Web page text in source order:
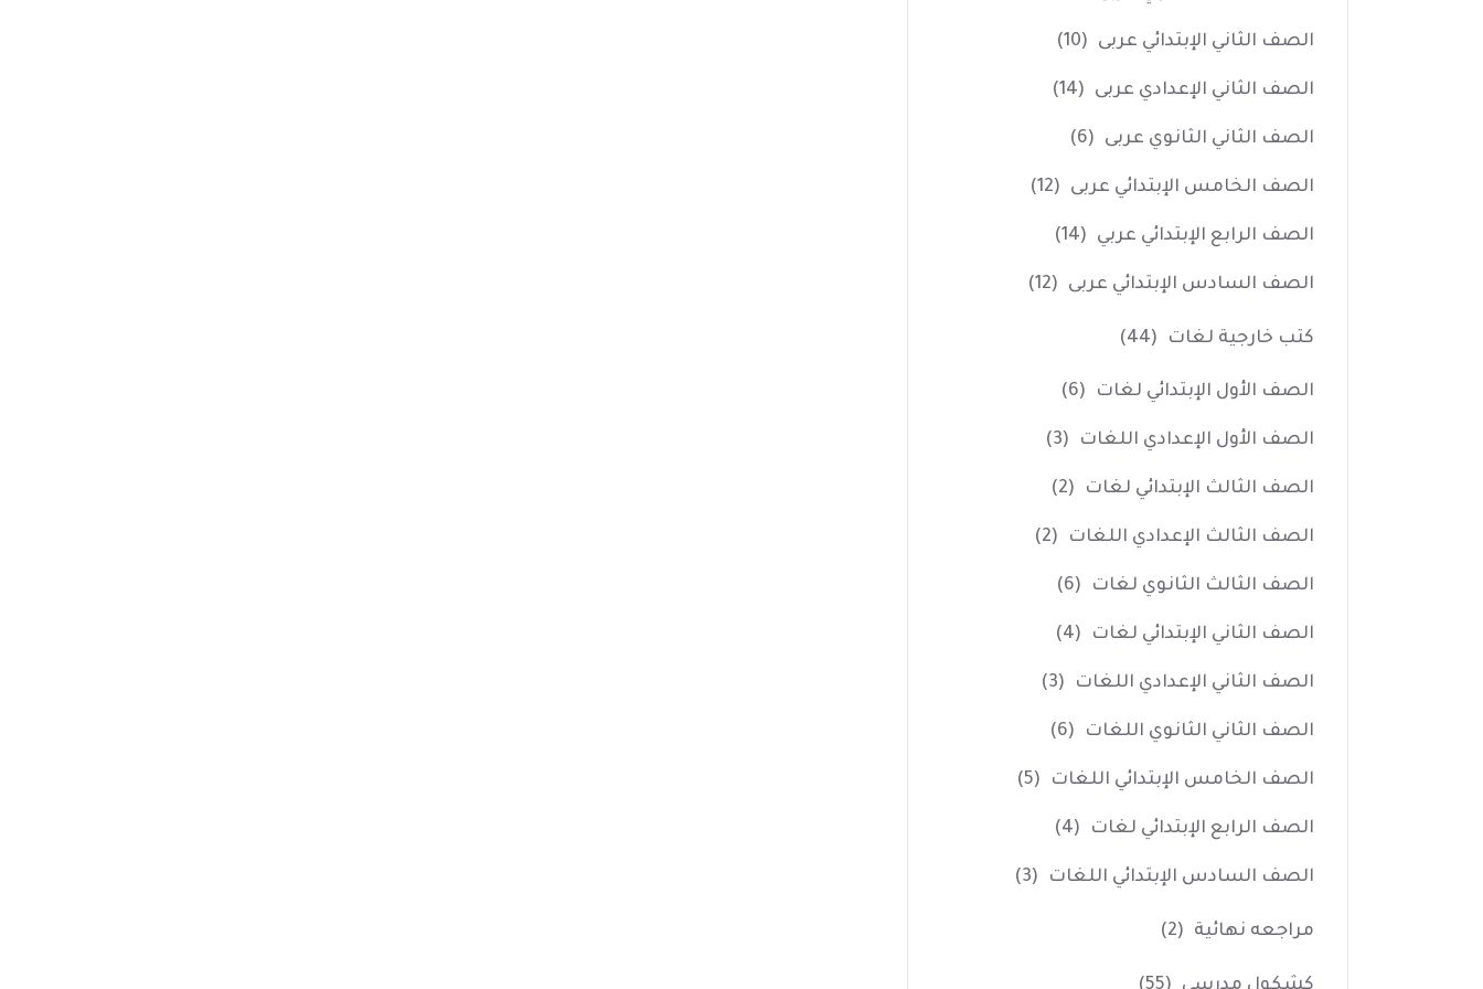
الصف الثاني الإبتدائي عربى (10)
الصف الثاني الإعدادي عربى (14)
الصف الثاني الثانوي عربى (6)
الصف الخامس الإبتدائي عربى (12)
الصف الرابع الإبتدائي عربي (14)
الصف السادس الإبتدائي عربى (12)
كتب خارجية لغات (44)
الصف الأول الإبتدائي لغات (6)
الصف الأول الإعدادي اللغات (3)
الصف الثالث الإبتدائي لغات (2)
الصف الثالث الإعدادي اللغات (2)
الصف الثالث الثانوي لغات (6)
الصف الثاني الإبتدائي لغات (4)
الصف الثاني الإعدادي اللغات (3)
الصف الثاني الثانوي اللغات (6)
الصف الخامس الإبتدائي اللغات (5)
الصف الرابع الإبتدائي لغات (4)
الصف السادس الإبتدائي اللغات (3)
مراجعه نهائية (2)